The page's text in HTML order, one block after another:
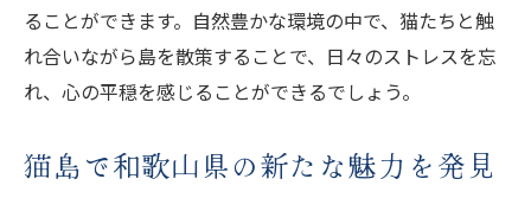
癒しを求める和歌山県の猫島訪問
和歌山県猫島で癒しを体感する
和歌山県猫島の癒しの旅を満喫
和歌山県猫島で心豊かなリフレッシュ
ることができます。自然豊かな環境の中で、猫たちと触
れ合いながら島を散策することで、日々のストレスを忘
れ、心の平穏を感じることができるでしょう。
猫島で和歌山県の新たな魅力を発見